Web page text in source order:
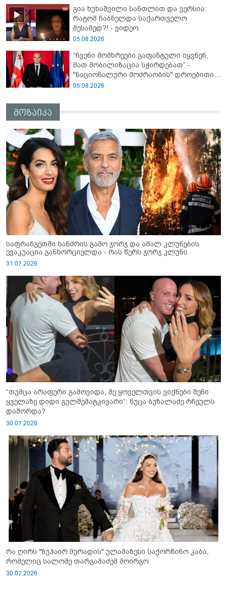
გია ხუხაშვილი სანთლით და ვერსია:
რატომ ჩაბნელდა საქართველო
მესამედ?! - ვიდეო
05.08.2026
“ჩვენი მომხრეები გაფანტული იყვნენ,
მათ მობილიზაცია სჭირდებათ” -
"ნაციონალური მოძრაობის" დროებითი
მმართველობითი საბჭოს
05.08.2026
მოზაიკა
საფრანგეთში ხანძრის გამო ჯორჯ და ამალ კლუნების
ევაკუაცია განხორციელდა - რას წერს ჯორჯ კლუნი
31.07.2026
“თუმცა არაფერი გამოვიდა, მე ყოველთვის ვიქნები შენი
ყველაზე დიდი გულშემატკივარი“: ნუცა ბუზალაძე რჩეულს
დაშორდა?
30.07.2026
რა ღირს "ზუჰაირ მურადის" ულამაზესი საქორწინო კაბა,
რომელიც სალომე თარგამაძემ მოირგო
30.07.2026